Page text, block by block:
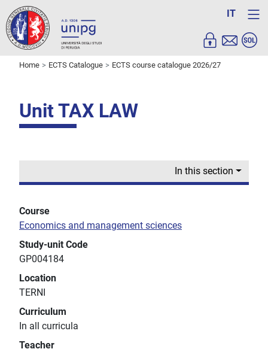
IT
Home ECTS Catalogue ECTS course catalogue 2026/27
Unit TAX LAW
In this section
Course
Economics and management sciences
Study-unit Code
GP004184
Location
TERNI
Curriculum
In all curricula
Teacher